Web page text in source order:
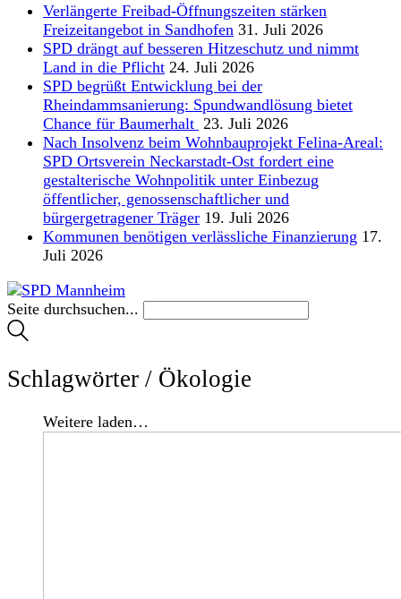
Verlängerte Freibad-Öffnungszeiten stärken
Freizeitangebot in Sandhofen 31. Juli 2026
SPD drängt auf besseren Hitzeschutz und nimmt
Land in die Pflicht 24. Juli 2026
SPD begrüßt Entwicklung bei der
Rheindammsanierung: Spundwandlösung bietet
Chance für Baumerhalt 23. Juli 2026
Nach Insolvenz beim Wohnbauprojekt Felina-Areal:
SPD Ortsverein Neckarstadt-Ost fordert eine
gestalterische Wohnpolitik unter Einbezug
öffentlicher, genossenschaftlicher und
bürgergetragener Träger 19. Juli 2026
Kommunen benötigen verlässliche Finanzierung 17.
Juli 2026
Seite durchsuchen...
Schlagwörter / Ökologie
Weitere laden…